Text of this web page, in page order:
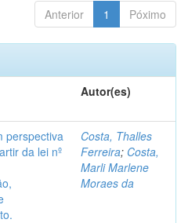
Anterior 1 Póximo
Autor(es)
perspectiva
da lei nº
Costa, Thalles
Ferreira; Costa,
Marli Marlene
Moraes da